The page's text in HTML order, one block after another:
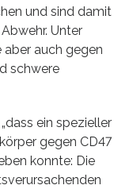
und sind damit
Unter
auch gegen
schwere
ein spezieller
gegen CD47
konnte: Die